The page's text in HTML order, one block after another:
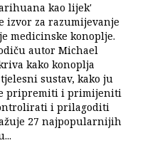
kao lijek'
izvor za razumijevanje
medicinske konoplje.
autor Michael
kako konoplja
sustav, kako ju
pripremiti i primijeniti
i prilagoditi
27 najpopularnijih